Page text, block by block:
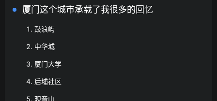
厦门这个城市承载了我很多的回忆
鼓浪屿
中华城
厦门大学
后埔社区
观音山